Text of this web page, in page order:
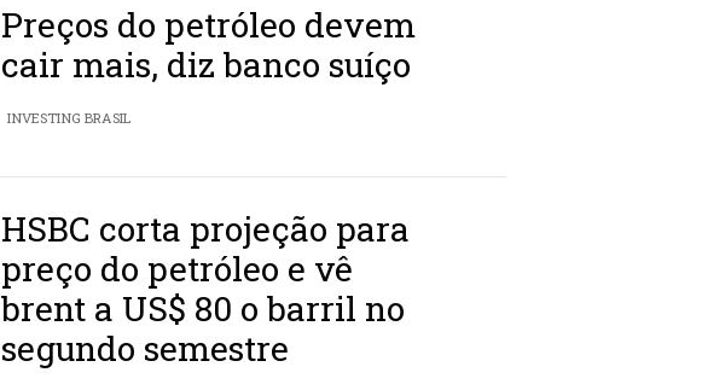
Preços do petróleo devem
cair mais, diz banco suíço
INVESTING BRASIL
HSBC corta projeção para
preço do petróleo e vê
brent a US$ 80 o barril no
segundo semestre